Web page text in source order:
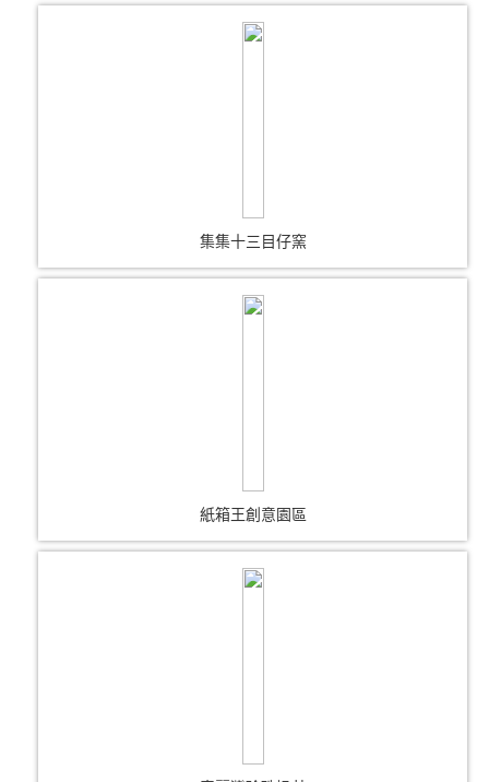
集集十三目仔窯
紙箱王創意園區